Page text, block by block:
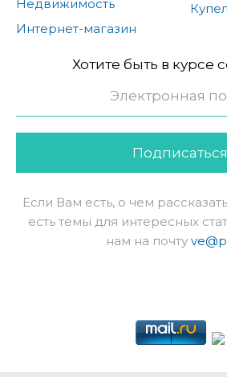
Недвижимость
Интернет-магазин
Хотите быть в курсе
Подписаться
Если Вам есть, о чем
есть темы для интересных
нам на почту